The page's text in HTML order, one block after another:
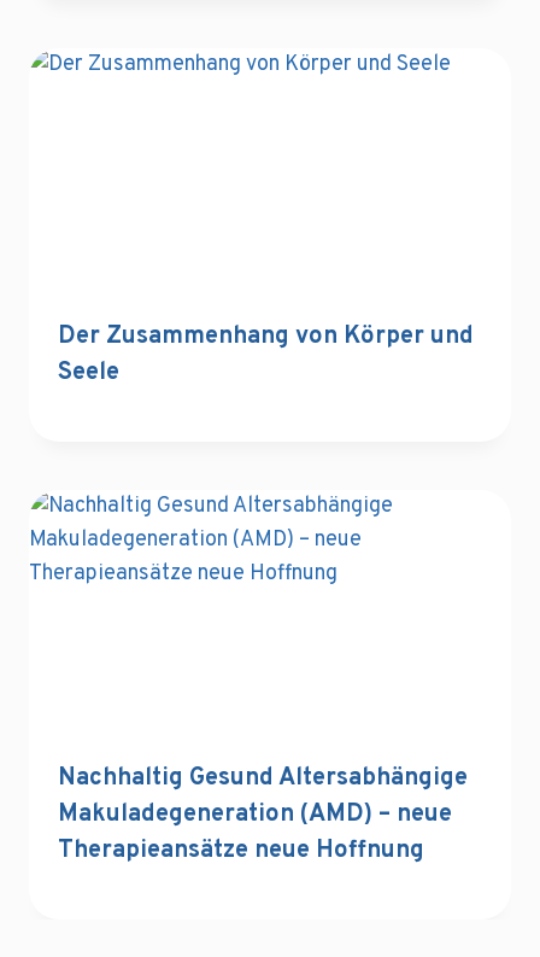
Der Zusammenhang von Körper und
Seele
Nachhaltig Gesund Altersabhängige
Makuladegeneration (AMD) – neue
Therapieansätze neue Hoffnung